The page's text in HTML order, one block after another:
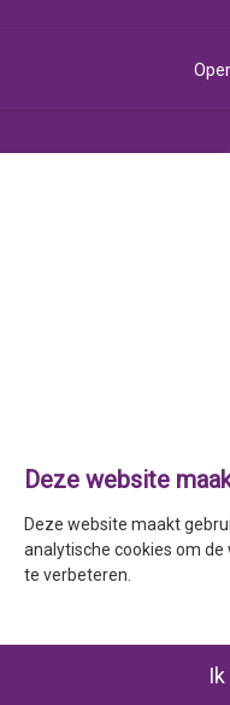
Deze website
Deze website maakt
analytische cookies om
te verbeteren.